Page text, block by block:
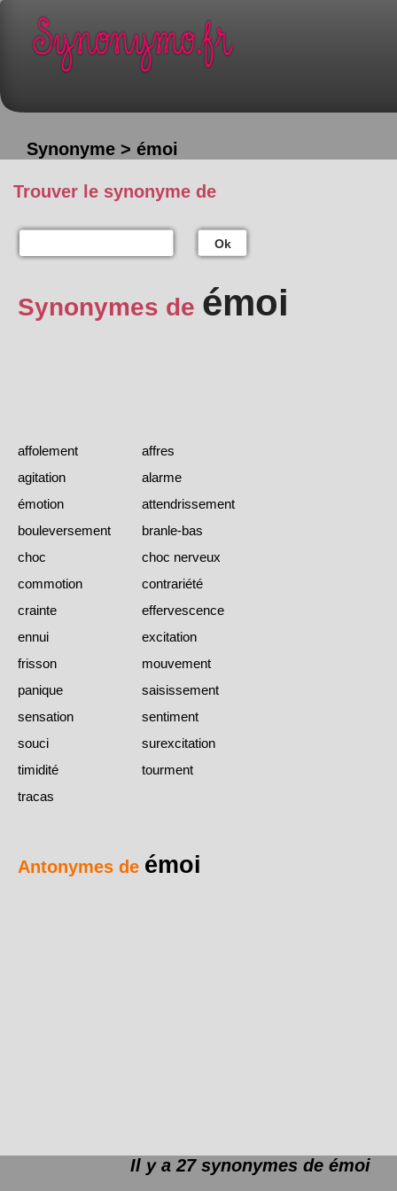
Synonyme > émoi
Trouver le synonyme de
Ok
Synonymes de émoi
affolement
affres
agitation
alarme
émotion
attendrissement
bouleversement
branle-bas
choc
choc nerveux
commotion
contrariété
crainte
effervescence
ennui
excitation
frisson
mouvement
panique
saisissement
sensation
sentiment
souci
surexcitation
timidité
tourment
tracas
Antonymes de émoi
Il y a 27 synonymes de émoi